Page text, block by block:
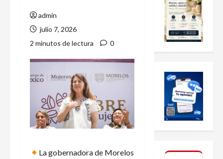
admin
julio 7, 2026
2 minutos de lectura
0
La gobernadora de Morelos